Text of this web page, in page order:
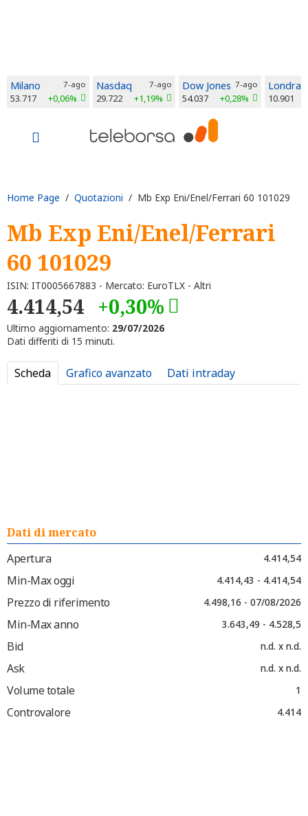
Milano 7-ago
53.717 +0,06%
Nasdaq 7-ago
29.722 +1,19%
Dow Jones 7-ago
54.037 +0,28%
Londra
10.901
Home Page / Quotazioni / Mb Exp Eni/Enel/Ferrari 60 101029
Mb Exp Eni/Enel/Ferrari
60 101029
ISIN: IT0005667883 - Mercato: EuroTLX - Altri
4.414,54 +0,30%
Ultimo aggiornamento: 29/07/2026
Dati differiti di 15 minuti.
Scheda Grafico avanzato Dati intraday
Dati di mercato
Apertura
4.414,54
Min-Max oggi 4.414,43 - 4.414,54
Prezzo di riferimento 4.498,16 - 07/08/2026
Min-Max anno 3.643,49 - 4.528,5
Bid n.d. x n.d.
Ask n.d. x n.d.
Volume totale 1
Controvalore 4.414